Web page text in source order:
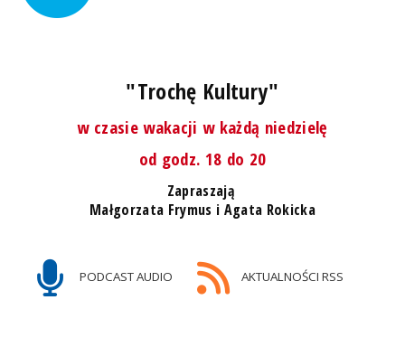
"Trochę Kultury"
w czasie wakacji w każdą niedzielę
od godz. 18 do 20
Zapraszają
Małgorzata Frymus i Agata Rokicka
PODCAST AUDIO AKTUALNOŚCI RSS